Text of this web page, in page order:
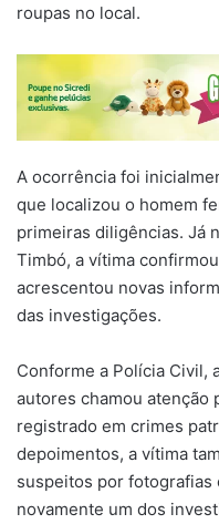
roupas no local.
A ocorrência foi
que localizou o homem
primeiras diligências. Já
Timbó, a vítima
acrescentou novas
das investigações.
Conforme a Polícia Civil,
autores chamou atenção
registrado em crimes
depoimentos, a vítima
suspeitos por
novamente um dos